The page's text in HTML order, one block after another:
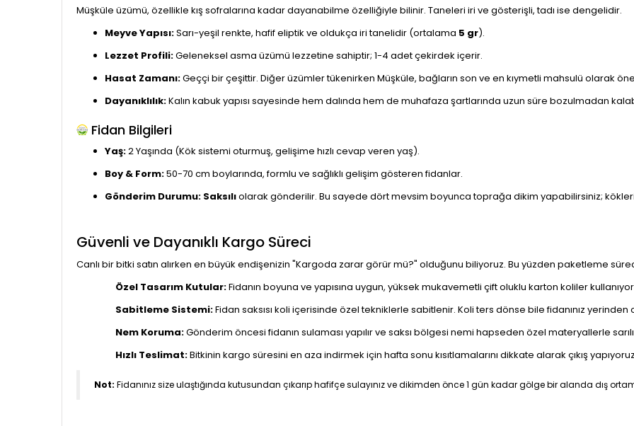
Müşküle üzümü, özellikle kış sofralarına kadar dayanabilme özelliğiyle bilinir. Taneleri iri ve gösterişli, tadı ise dengelidir.
Meyve Yapısı:Sarı-yeşil renkte, hafif eliptik ve oldukça iri tanelidir (ortalama 5 gr).
Lezzet Profili:Geleneksel asma üzümü lezzetine sahiptir; 1-4 adet çekirdek içerir.
Hasat Zamanı:Geççi bir çeşittir. Diğer üzümler tükenirken Müşküle, bağların son ve en kıymetli mahsulü olarak
Dayanıklılık:Kalın kabuk yapısı sayesinde hem dalında hem de muhafaza şartlarında uzun süre bozulmadan
Fidan Bilgileri
Yaş:2 Yaşında (Kök sistemi oturmuş, gelişime hızlı cevap veren yaş).
Boy & Form:50-70 cm boylarında, formlu ve sağlıklı gelişim gösteren fidanlar.
Gönderim Durumu: Saksılıolarak gönderilir. Bu sayede dört mevsim boyunca toprağa dikim yapabilirsiniz;
Güvenli ve Dayanıklı Kargo Süreci
Canlı bir bitki satın alırken en büyük endişenizin "Kargoda zarar görür mü?" olduğunu biliyoruz. Bu yüzden paketleme
Özel Tasarım Kutular:Fidanın boyuna ve yapısına uygun, yüksek mukavemetli çift oluklu karton koliler
Sabitleme Sistemi:Fidan saksısı koli içerisinde özel tekniklerle sabitlenir. Koli ters dönse bile fidanınız yerinden
Nem Koruma:Gönderim öncesi fidanın sulaması yapılır ve saksı bölgesi nemi hapseden özel materyallerle
Hızlı Teslimat:Bitkinin kargo süresini en aza indirmek için hafta sonu kısıtlamalarını dikkate alarak çıkış
Not: Fidanınız size ulaştığında kutusundan çıkarıp hafifçe sulayınız ve dikimden önce 1 gün kadar gölge bir alanda dış